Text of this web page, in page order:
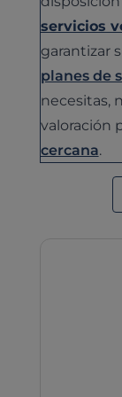
servicios
garantizar
planes de
necesitas,
valoración
cercana.